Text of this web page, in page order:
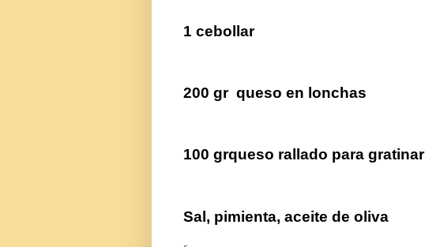
1 cebollar
200 gr queso en lonchas
100 grqueso rallado para gratinar
Sal, pimienta, aceite de oliva